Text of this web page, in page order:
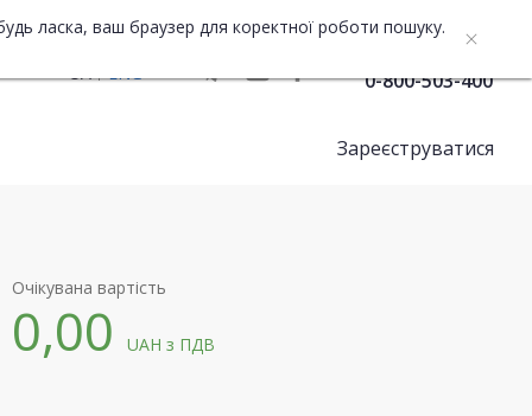
ласка, ваш браузер для коректної роботи пошуку.
UA
ENG 0-800-503-400
Зареєструватися
Очікувана вартість
0,00UAHз ПДВ